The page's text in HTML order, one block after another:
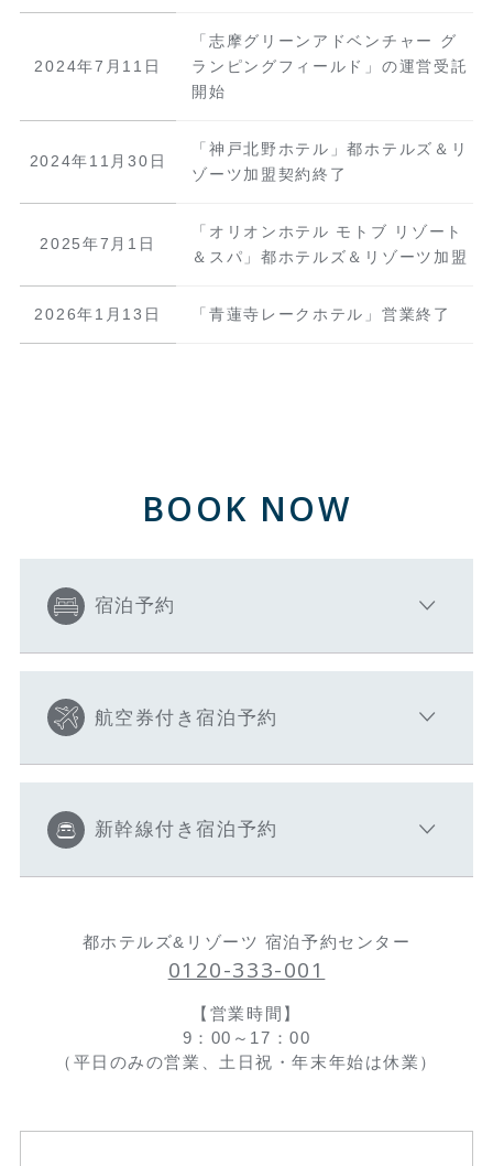
2024年7月11日
「志摩グリーンアドベンチャー グ
ランピングフィールド」の運営受託
開始
2024年11月30日
「神戸北野ホテル」都ホテルズ＆リ
ゾーツ加盟契約終了
2025年7月1日
「オリオンホテル モトブ リゾート
＆スパ」都ホテルズ＆リゾーツ加盟
2026年1月13日 「青蓮寺レークホテル」営業終了
BOOK NOW
宿泊予約
航空券付き宿泊予約
新幹線付き宿泊予約
都ホテルズ&リゾーツ 宿泊予約センター
0120-333-001
【営業時間】
9：00～17：00
（平日のみの営業、土日祝・年末年始は休業）